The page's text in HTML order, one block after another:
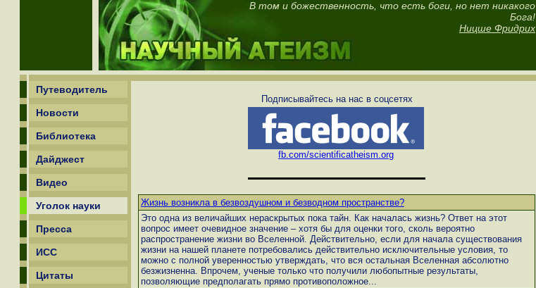
В том и божественность, что есть боги, но нет никакого
Бога!
Ницше Фридрих
Путеводитель
Новости
Библиотека
Дайджест
Видео
Уголок науки
Пресса
ИСС
Цитаты
Подписывайтесь на нас в соцсетях
fb.com/scientificatheism.org
Жизнь возникла в безвоздушном и безводном пространстве?
Это одна из величайших нераскрытых пока тайн. Как началась жизнь? Ответ на этот
вопрос имеет очевидное значение – хотя бы для оценки того, сколь вероятно
распространение жизни во Вселенной. Действительно, если для начала существования
жизни на нашей планете потребовались действительно исключительные условия, то
можно с полной уверенностью утверждать, что вся остальная Вселенная абсолютно
безжизненна. Впрочем, ученые только что получили любопытные результаты,
позволяющие предполагать прямо противоположное...